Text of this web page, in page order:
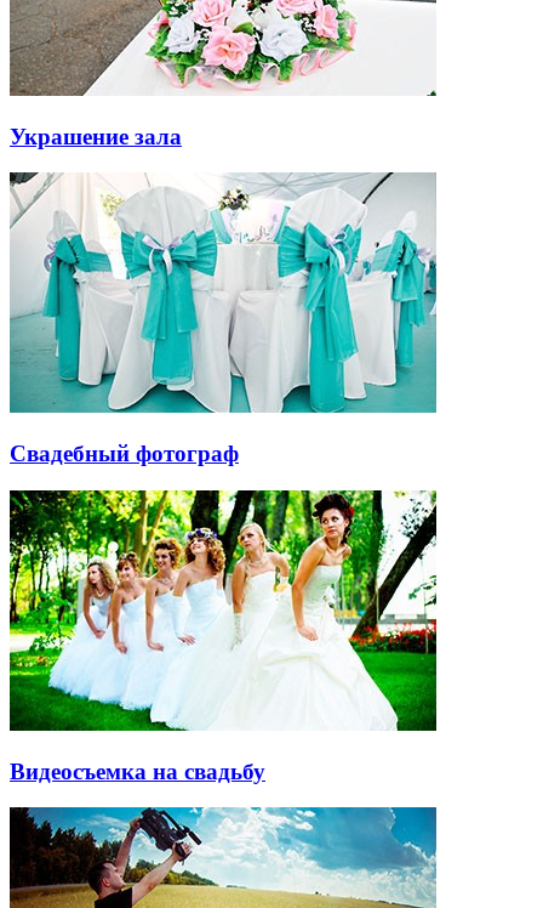
Украшение зала
Свадебный фотограф
Видеосъемка на свадьбу